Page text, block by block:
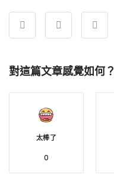
對這篇文章感覺如何？
太棒了
0